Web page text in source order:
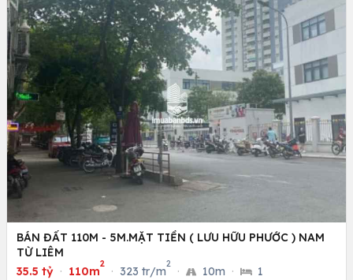
BÁN ĐẤT 110M - 5M.MẶT TIỀN ( LƯU HỮU PHƯỚC ) NAM
TỪ LIÊM
35.5 tỷ · 110m
2
· 323 tr/m
2
· 10m · 1